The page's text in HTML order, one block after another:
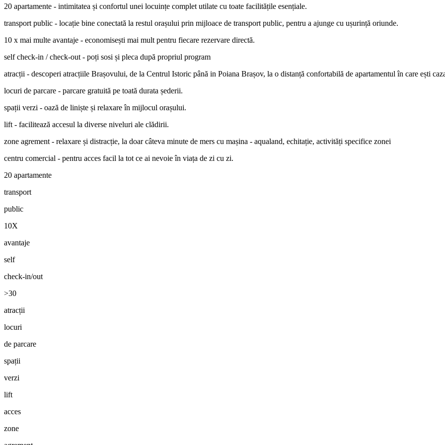
20 apartamente - intimitatea și confortul unei locuințe complet utilate cu toate facilitățile esențiale.
transport public - locație bine conectată la restul orașului prin mijloace de transport public, pentru a ajunge cu ușurință oriunde.
10 x mai multe avantaje - economisești mai mult pentru fiecare rezervare directă.
self check-in / check-out - poți sosi și pleca după propriul program
atracții - descoperi atracțiile Brașovului, de la Centrul Istoric până in Poiana Brașov, la o distanță confortabilă de apartamentul în care ești
locuri de parcare - parcare gratuită pe toată durata șederii.
spații verzi - oază de liniște și relaxare în mijlocul orașului.
lift - facilitează accesul la diverse niveluri ale clădirii.
zone agrement - relaxare și distracție, la doar câteva minute de mers cu mașina - aqualand, echitație, activități specifice zonei
centru comercial - pentru acces facil la tot ce ai nevoie în viața de zi cu zi.
20 apartamente
transport
public
10X
avantaje
self
check-in/out
>30
atracții
locuri
de parcare
spații
verzi
lift
acces
zone